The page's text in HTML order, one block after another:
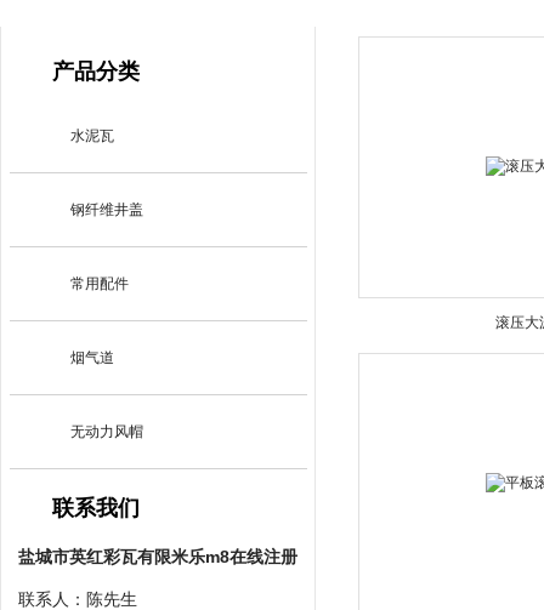
产品分类
水泥瓦
钢纤维井盖
常用配件
烟气道
无动力风帽
联系我们
盐城市英红彩瓦有限米乐m8在线注册
联系人：陈先生
滚压大